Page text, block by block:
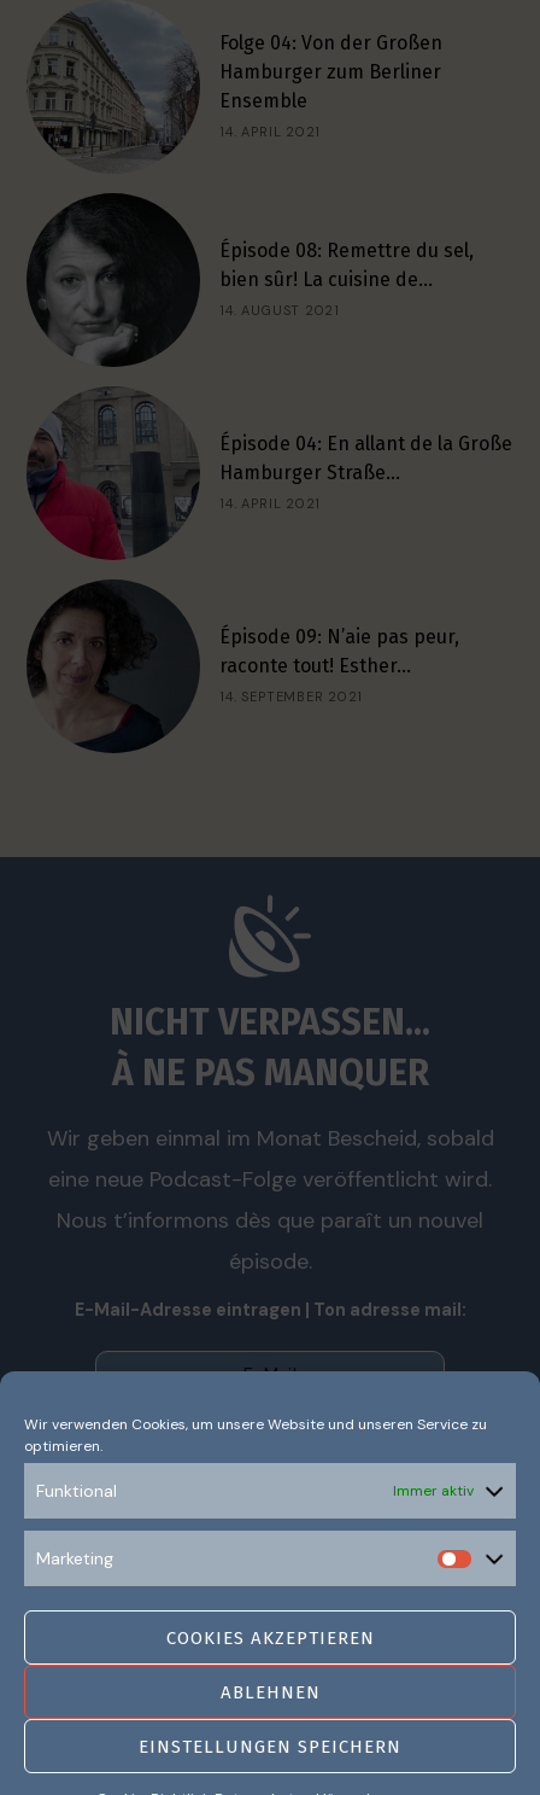
Wir verwenden Cookies, um unsere Website und unseren Service zu
optimieren.
Funktional Immer aktiv
Marketing
COOKIES AKZEPTIEREN
ABLEHNEN
EINSTELLUNGEN SPEICHERN
Folge 04: Von der Großen
Hamburger zum Berliner
Ensemble
14. APRIL 2021
Épisode 08: Remettre du sel,
bien sûr! La cuisine de…
14. AUGUST 2021
Épisode 04: En allant de la Große
Hamburger Straße…
14. APRIL 2021
Épisode 09: N’aie pas peur,
raconte tout! Esther…
14. SEPTEMBER 2021
NICHT VERPASSEN...
À NE PAS MANQUER
Wir geben einmal im Monat Bescheid, sobald
eine neue Podcast-Folge veröffentlicht wird.
Nous t’informons dès que paraît un nouvel
épisode.
E-Mail-Adresse eintragen | Ton adresse mail:
Wir senden keinen Spam! Nous n’envoyons pas de spam!
Erfahre mehr in unserer
Datenschutzerklärung.
Ich habe die Datenschutzerklärung gelesen und
©2021 LITTÉRAMOURS |IMPRESSUM|